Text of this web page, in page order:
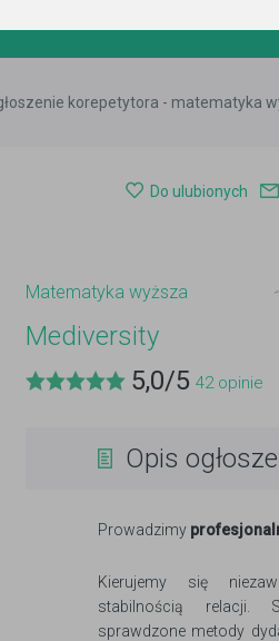
korepetytora - matematyka
Do ulubionych
Matematyka wyższa
Mediversity
5,0/5 42opinie
Opis
Prowadzimy
Kierujemy się
stabilnością relacji.
sprawdzone metody